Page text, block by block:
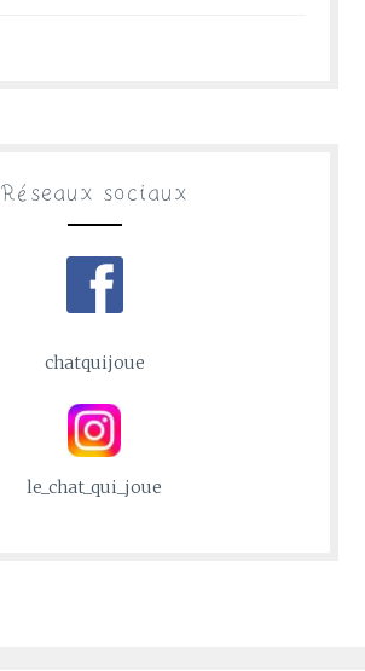
Réseaux sociaux
chatquijoue
le_chat_qui_joue